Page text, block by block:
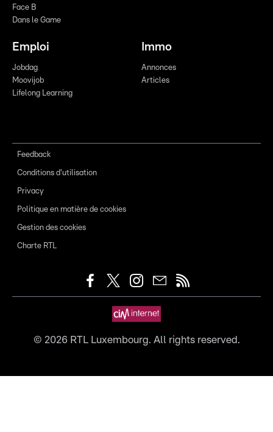
Face B
Dans le Game
Emploi
Jobdag
Moovijob
Lifelong Learning
Immo
Annonces
Articles
Feedback
Conditions d'utilisation
Privacy
Politique en matière de cookies
Gestion des cookies
Charte RTL
© 2026RTL Luxembourg. All rights reserved.